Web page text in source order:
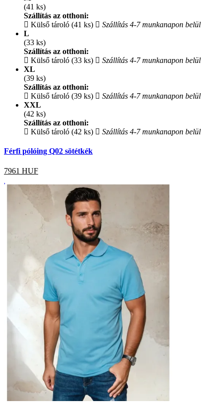
(41 ks)
Szállítás az otthoni:
Külső tároló (41 ks)
Szállítás 4-7 munkanapon belül
L
(33 ks)
Szállítás az otthoni:
Külső tároló (33 ks)
Szállítás 4-7 munkanapon belül
XL
(39 ks)
Szállítás az otthoni:
Külső tároló (39 ks)
Szállítás 4-7 munkanapon belül
XXL
(42 ks)
Szállítás az otthoni:
Külső tároló (42 ks)
Szállítás 4-7 munkanapon belül
Férfi pólóing Q02 sötétkék
7961 HUF